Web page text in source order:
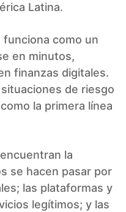
Latina.
funciona como un
en minutos,
finanzas digitales.
de riesgo
la primera línea
la
se hacen pasar por
las plataformas y
legítimos; y las